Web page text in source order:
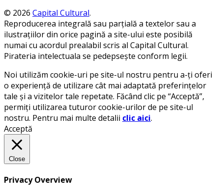
© 2026 Capital Cultural.
Reproducerea integrală sau parțială a textelor sau a
ilustrațiilor din orice pagină a site-ului este posibilă
numai cu acordul prealabil scris al Capital Cultural.
Pirateria intelectuala se pedepsește conform legii.
Noi utilizăm cookie-uri pe site-ul nostru pentru a-ți oferi
o experiență de utilizare cât mai adaptată preferințelor
tale și a vizitelor tale repetate. Făcând clic pe “Acceptă”,
permiți utilizarea tuturor cookie-urilor de pe site-ul
nostru. Pentru mai multe detalii clic aici.
Acceptă
Close
Privacy Overview